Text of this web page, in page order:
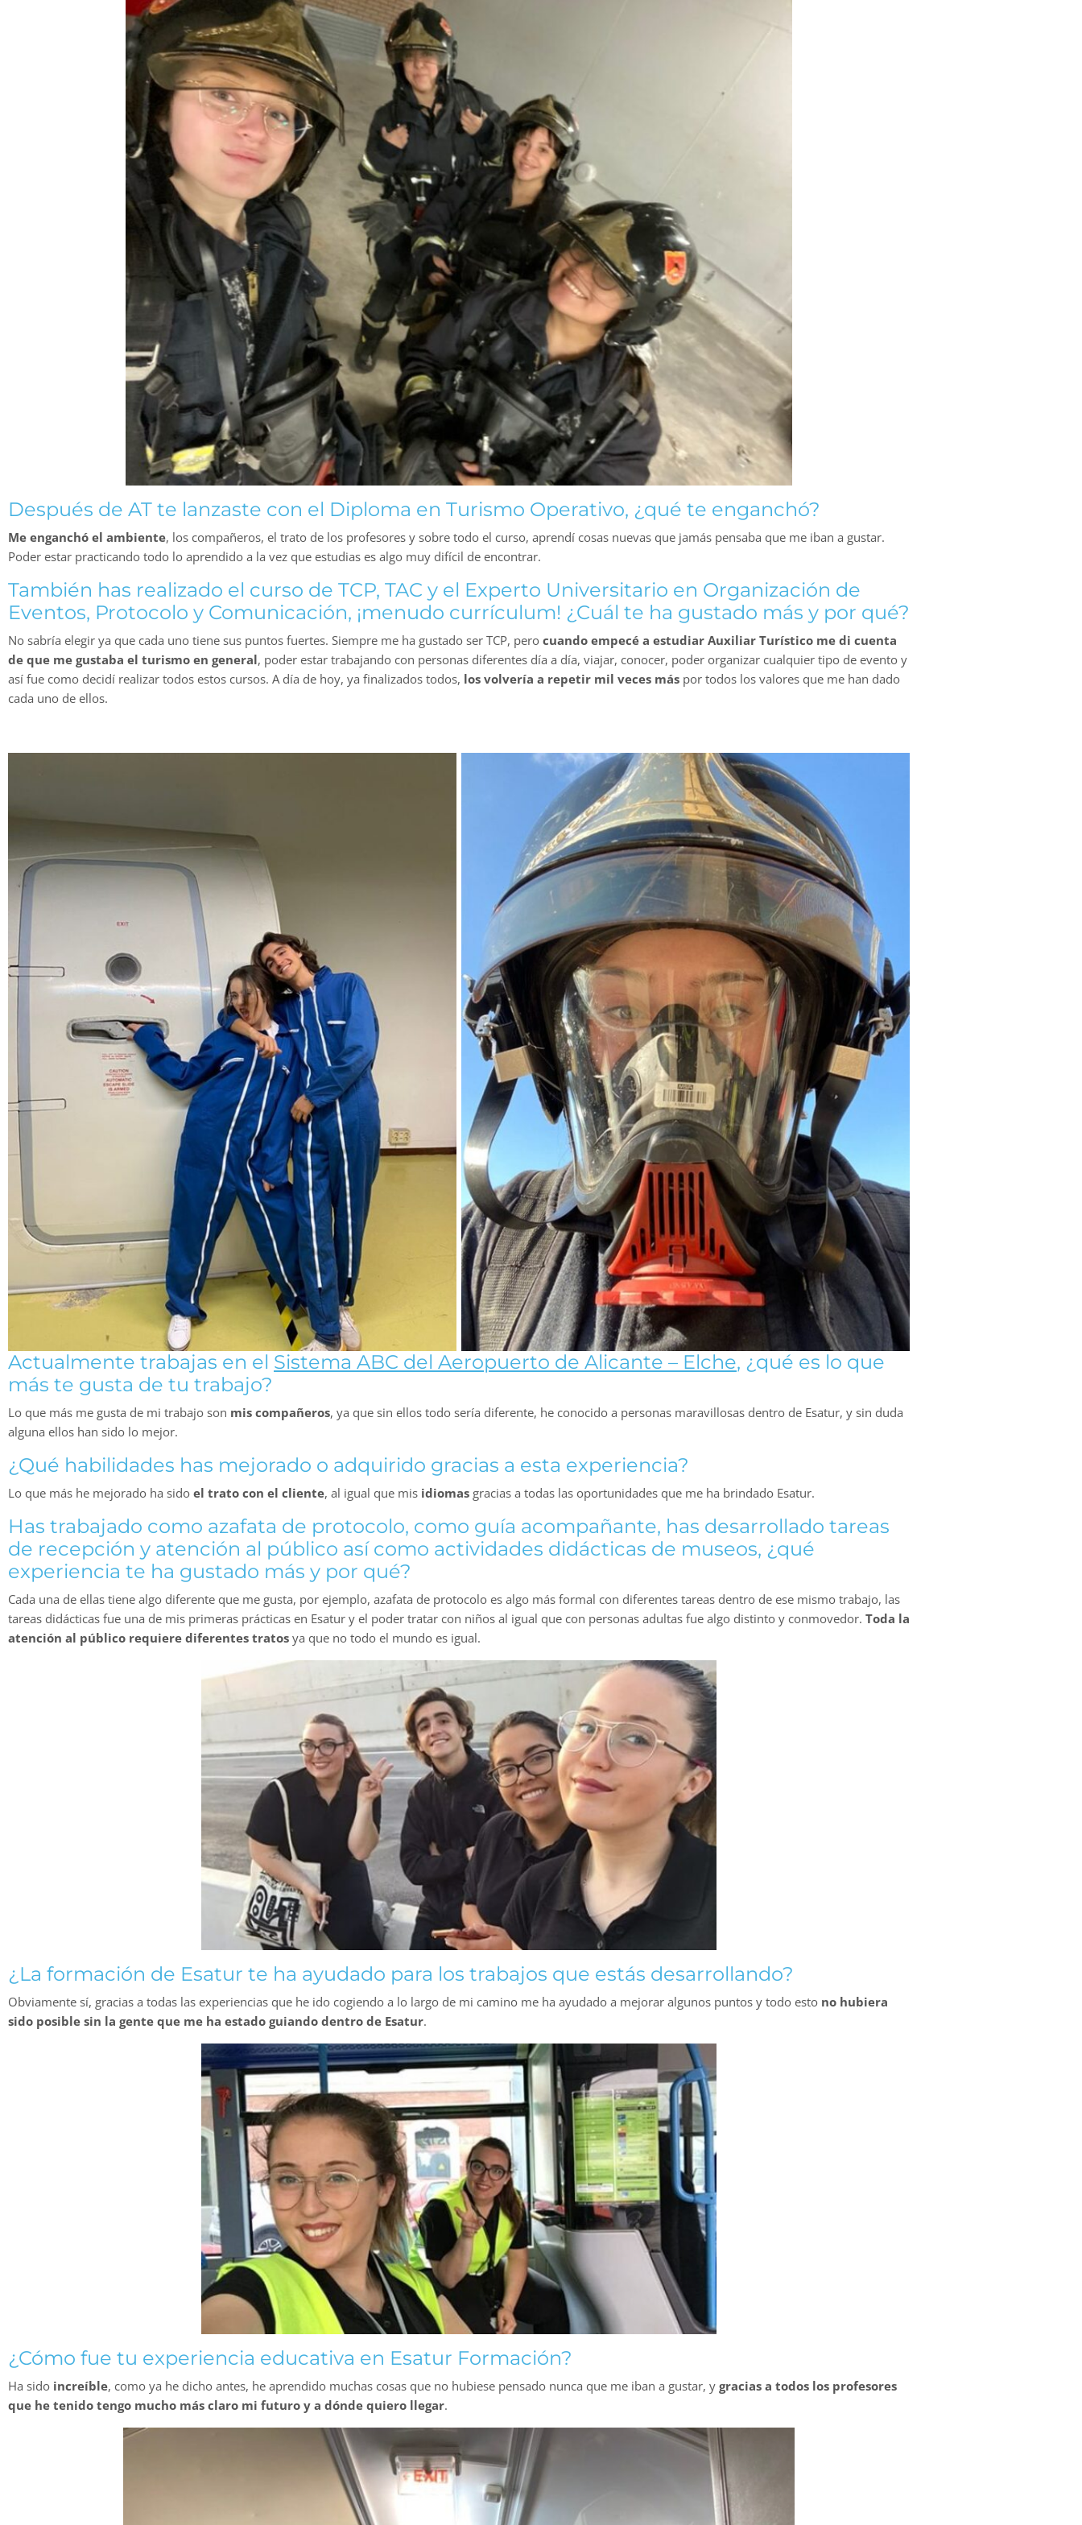
Después de AT te lanzaste con el Diploma en Turismo Operativo, ¿qué te enganchó?
Me enganchó el ambiente, los compañeros, el trato de los profesores y sobre todo el curso, aprendí cosas nuevas que jamás pensaba que me iban a gustar.
Poder estar practicando todo lo aprendido a la vez que estudias es algo muy difícil de encontrar.
También has realizado el curso de TCP, TAC y el Experto Universitario en Organización de
Eventos, Protocolo y Comunicación, ¡menudo currículum! ¿Cuál te ha gustado más y por qué?
No sabría elegir ya que cada uno tiene sus puntos fuertes. Siempre me ha gustado ser TCP, pero cuando empecé a estudiar Auxiliar Turístico me di cuenta
de que me gustaba el turismo en general, poder estar trabajando con personas diferentes día a día, viajar, conocer, poder organizar cualquier tipo de evento y
así fue como decidí realizar todos estos cursos. A día de hoy, ya finalizados todos, los volvería a repetir mil veces más por todos los valores que me han dado
cada uno de ellos.
Actualmente trabajas en el Sistema ABC del Aeropuerto de Alicante – Elche, ¿qué es lo que
más te gusta de tu trabajo?
Lo que más me gusta de mi trabajo son mis compañeros, ya que sin ellos todo sería diferente, he conocido a personas maravillosas dentro de Esatur, y sin duda
alguna ellos han sido lo mejor.
¿Qué habilidades has mejorado o adquirido gracias a esta experiencia?
Lo que más he mejorado ha sido el trato con el cliente, al igual que mis idiomas gracias a todas las oportunidades que me ha brindado Esatur.
Has trabajado como azafata de protocolo, como guía acompañante, has desarrollado tareas
de recepción y atención al público así como actividades didácticas de museos, ¿qué
experiencia te ha gustado más y por qué?
Cada una de ellas tiene algo diferente que me gusta, por ejemplo, azafata de protocolo es algo más formal con diferentes tareas dentro de ese mismo trabajo, las
tareas didácticas fue una de mis primeras prácticas en Esatur y el poder tratar con niños al igual que con personas adultas fue algo distinto y conmovedor. Toda la
atención al público requiere diferentes tratos ya que no todo el mundo es igual.
¿La formación de Esatur te ha ayudado para los trabajos que estás desarrollando?
Obviamente sí, gracias a todas las experiencias que he ido cogiendo a lo largo de mi camino me ha ayudado a mejorar algunos puntos y todo esto no hubiera
sido posible sin la gente que me ha estado guiando dentro de Esatur.
¿Cómo fue tu experiencia educativa en Esatur Formación?
Ha sido increíble, como ya he dicho antes, he aprendido muchas cosas que no hubiese pensado nunca que me iban a gustar, y gracias a todos los profesores
que he tenido tengo mucho más claro mi futuro y a dónde quiero llegar.